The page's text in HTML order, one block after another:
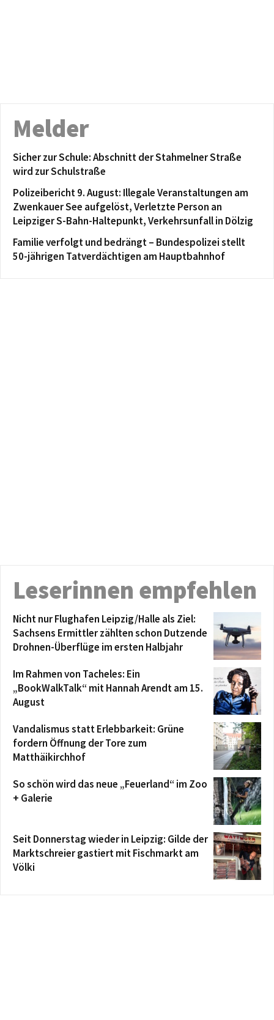
Melder
Sicher zur Schule: Abschnitt der Stahmelner Straße
wird zur Schulstraße
Polizeibericht 9. August: Illegale Veranstaltungen am
Zwenkauer See aufgelöst, Verletzte Person an
Leipziger S-Bahn-Haltepunkt, Verkehrsunfall in Dölzig
Familie verfolgt und bedrängt – Bundespolizei stellt
50-jährigen Tatverdächtigen am Hauptbahnhof
Leserinnen empfehlen
Nicht nur Flughafen Leipzig/Halle als Ziel:
Sachsens Ermittler zählten schon Dutzende
Drohnen-Überflüge im ersten Halbjahr
Im Rahmen von Tacheles: Ein
„BookWalkTalk“ mit Hannah Arendt am 15.
August
Vandalismus statt Erlebbarkeit: Grüne
fordern Öffnung der Tore zum
Matthäikirchhof
So schön wird das neue „Feuerland“ im Zoo
+ Galerie
Seit Donnerstag wieder in Leipzig: Gilde der
Marktschreier gastiert mit Fischmarkt am
Völki